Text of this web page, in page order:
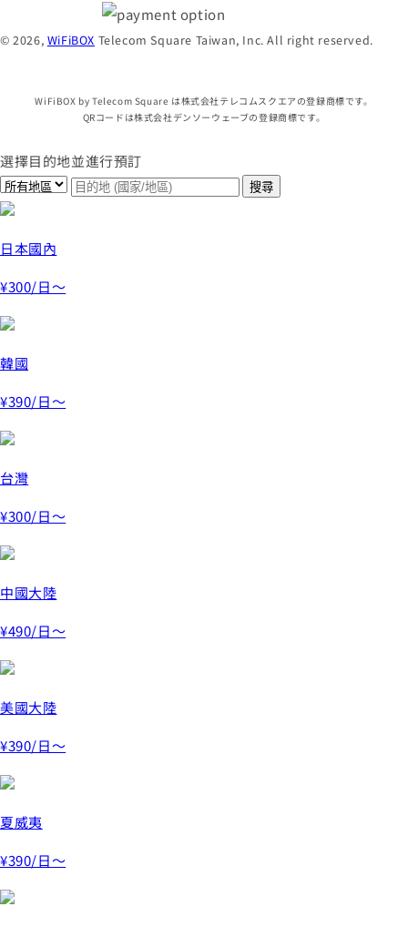
© 2026, WiFiBOX Telecom Square Taiwan, Inc. All right reserved.
WiFiBOX by Telecom Square は株式会社テレコムスクエアの登録商標です。
QRコードは株式会社デンソーウェーブの登録商標です。
選擇目的地並進行預訂
日本國內
¥300/日～
韓國
¥390/日～
台灣
¥300/日～
中國大陸
¥490/日～
美國大陸
¥390/日～
夏威夷
¥390/日～